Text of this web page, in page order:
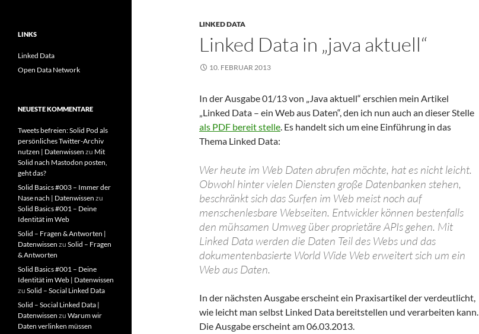
LINKED DATA
Linked Data in „java aktuell“
10. FEBRUAR 2013
In der Ausgabe 01/13 von „Java aktuell“ erschien mein Artikel
„Linked Data – ein Web aus Daten“, den ich nun auch an dieser Stelle
als PDF bereit stelle. Es handelt sich um eine Einführung in das
Thema Linked Data:
Wer heute im Web Daten abrufen möchte, hat es nicht leicht.
Obwohl hinter vielen Diensten große Datenbanken stehen,
beschränkt sich das Surfen im Web meist noch auf
menschenlesbare Webseiten. Entwickler können bestenfalls
den mühsamen Umweg über proprietäre APIs gehen. Mit
Linked Data werden die Daten Teil des Webs und das
dokumentenbasierte World Wide Web erweitert sich um ein
Web aus Daten.
In der nächsten Ausgabe erscheint ein Praxisartikel der verdeutlicht,
wie leicht man selbst Linked Data bereitstellen und verarbeiten kann.
Die Ausgabe erscheint am 06.03.2013.
LINKS
Linked Data
Open Data Network
NEUESTE KOMMENTARE
Tweets befreien: Solid Pod als
persönliches Twitter-Archiv
nutzen | Datenwissen zu Mit
Solid nach Mastodon posten,
geht das?
Solid Basics #003 – Immer der
Nase nach | Datenwissen zu
Solid Basics #001 – Deine
Identität im Web
Solid – Fragen & Antworten |
Datenwissen zu Solid – Fragen
& Antworten
Solid Basics #001 – Deine
Identität im Web | Datenwissen
zu Solid – Social Linked Data
Solid – Social Linked Data |
Datenwissen zu Warum wir
Daten verlinken müssen